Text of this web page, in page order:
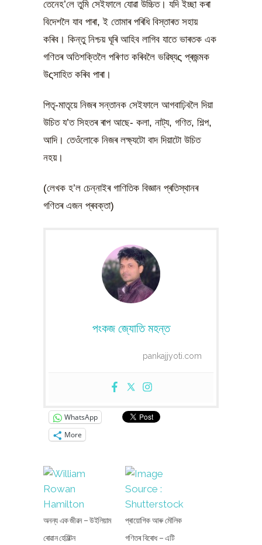
তেনেহ’লে তুমি সেইফালে যোৱা উচ্চিত। যদি ইচ্ছা কৰা
বিদেশলৈ যাব পাৰা, ই তোমাৰ পৰিধি বিস্তাৰত সহায়
কৰিব। কিন্তু নিশ্চয় ঘূৰি আহিব লাগিব যাতে ভাৰতক এক
গণিতৰ অতিশক্তিলৈ পৰিণত কৰিবলৈ ভৱিষ্যς প্ৰজন্মক
উςসাহিত কৰিব পাৰা।
পিতৃ-মাতৃয়ে নিজৰ সন্তানক সেইফালে আগবাঢ়িবলৈ দিয়া
উচিত য’ত সিহতৰ ৰাপ আছে- কলা, নাট্য, গণিত, শিল্প,
আদি। তেওঁলোকে নিজৰ লক্ষ্যটো বাদ দিয়াটো উচিত
নহয়।
(লেখক হ’ল চেন্নাইৰ গাণিতিক বিজ্ঞান প্ৰতিস্থানৰ
গণিতৰ এজন প্ৰবক্তা)
পংকজ জ্যোতি মহন্ত
pankajjyoti.com
WhatsApp
More
অনন্য এক জীৱন – উইলিয়াম
ৰোৱান হেমিল্টন
প্ৰায়োগিক আৰু মৌলিক
গণিতৰ বিৰোধ – এটি